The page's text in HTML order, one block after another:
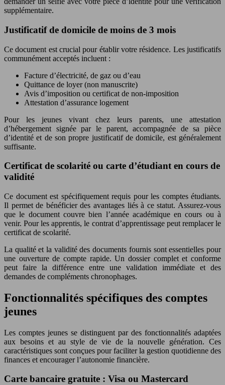
supplémentaire.
Justificatif de domicile de moins de 3 mois
Ce document est crucial pour établir votre résidence. Les justificatifs
communément acceptés incluent :
Facture d’électricité, de gaz ou d’eau
Quittance de loyer (non manuscrite)
Avis d’imposition ou certificat de non-imposition
Attestation d’assurance logement
Pour les jeunes vivant chez leurs parents, une attestation
d’hébergement signée par le parent, accompagnée de sa pièce
d’identité et de son propre justificatif de domicile, est généralement
suffisante.
Certificat de scolarité ou carte d’étudiant en cours de
validité
Ce document est spécifiquement requis pour les comptes étudiants.
Il permet de bénéficier des avantages liés à ce statut. Assurez-vous
que le document couvre bien l’année académique en cours ou à
venir. Pour les apprentis, le contrat d’apprentissage peut remplacer le
certificat de scolarité.
La qualité et la validité des documents fournis sont essentielles pour
une ouverture de compte rapide. Un dossier complet et conforme
peut faire la différence entre une validation immédiate et des
demandes de compléments chronophages.
Fonctionnalités spécifiques des comptes
jeunes
Les comptes jeunes se distinguent par des fonctionnalités adaptées
aux besoins et au style de vie de la nouvelle génération. Ces
caractéristiques sont conçues pour faciliter la gestion quotidienne des
finances et encourager l’autonomie financière.
Carte bancaire gratuite : Visa ou Mastercard